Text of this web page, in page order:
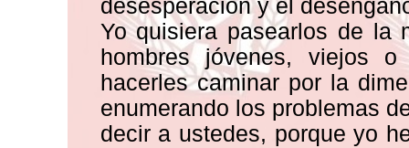
desesperación y el
Yo quisiera pasearlos de
hombres jóvenes, viejos
hacerles caminar por la
enumerando los problemas
decir a ustedes, porque yo